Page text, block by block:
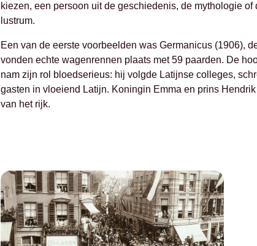
kiezen, een persoon uit de geschiedenis, de mythologie
lustrum.
Een van de eerste voorbeelden was Germanicus (1906),
vonden echte wagenrennen plaats met 59 paarden. De
nam zijn rol bloedserieus: hij volgde Latijnse colleges,
gasten in vloeiend Latijn. Koningin Emma en prins
van het rijk.